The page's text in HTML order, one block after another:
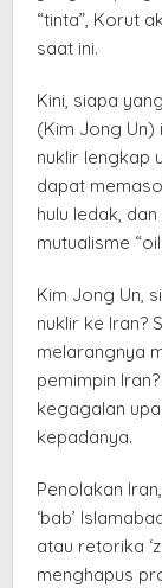
“tinta”, Korut
saat ini.
Kini, siapa
(Kim Jong Un)
nuklir lengkap
dapat
hulu ledak,
mutualisme
Kim Jong Un,
nuklir ke Iran?
melarangnya
pemimpin
kegagalan
kepadanya.
Penolakan
‘bab’
atau retorika
menghapus